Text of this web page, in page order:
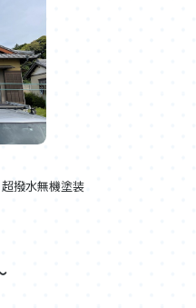
撥水無機塗装